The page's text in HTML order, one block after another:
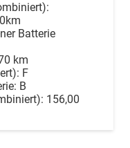
Batterie
km
F
B
156,00